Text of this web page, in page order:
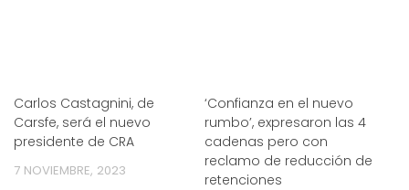
Carlos Castagnini, de
Carsfe, será el nuevo
presidente de CRA
7 NOVIEMBRE, 2023
‘Confianza en el nuevo
rumbo’, expresaron las 4
cadenas pero con
reclamo de reducción de
retenciones